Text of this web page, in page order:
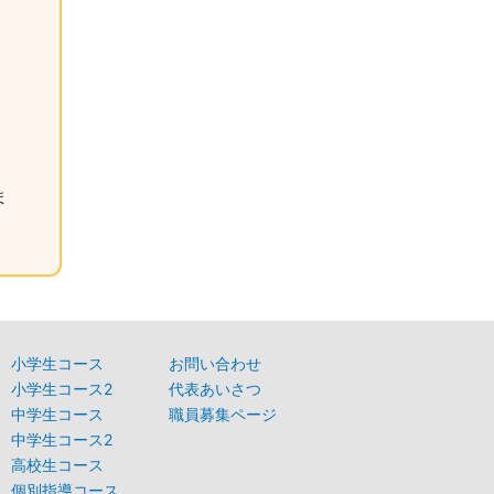
小学生コース
小学生コース2
中学生コース
中学生コース2
高校生コース
個別指導コース
お問い合わせ
代表あいさつ
職員募集ページ